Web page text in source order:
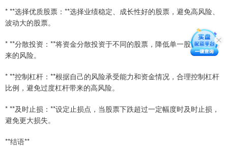
* **选择优质股票：**选择业绩稳定、成长性好的股票，避免高风险、
波动大的股票。
* **分散投资：**将资金分散投资于不同的股票，降低单一股票下跌带
来的风险。
* **控制杠杆：**根据自己的风险承受能力和资金情况，合理控制杠杆
比例，避免过度杠杆带来的高风险。
* **及时止损：**设定止损点，当股票下跌超过一定幅度时及时止损，
避免更大损失。
**结语**